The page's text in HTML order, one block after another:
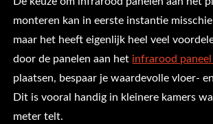
monteren kan in eerste instantie
maar het heeft eigenlijk heel veel
door de panelen aan het infrarood
plaatsen, bespaar je waardevolle vloer-
Dit is vooral handig in kleinere kamers
meter telt.